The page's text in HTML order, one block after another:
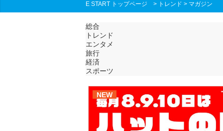
E START トップページ > トレンド > マガジン
総合
トレンド
エンタメ
旅行
経済
スポーツ
NEW